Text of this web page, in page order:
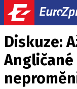
Diskuze: